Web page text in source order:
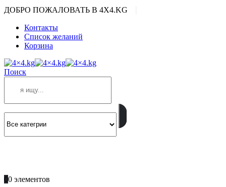
ДОБРО ПОЖАЛОВАТЬ В 4X4.KG
Контакты
Список желаний
Корзина
Поиск
00 элементов